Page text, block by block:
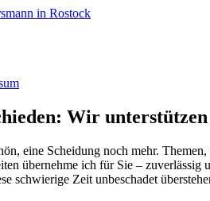
Wir unterstützen
eine Scheidung noch mehr.
übernehme ich für Sie – zuverlässig
schwierige Zeit unbeschadet